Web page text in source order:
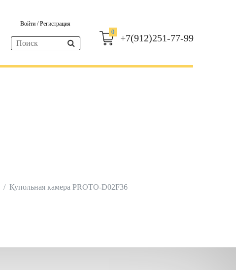
Войти /Регистрация
0
+7(912)251-77-99
Купольная камера PROTO-D02F36